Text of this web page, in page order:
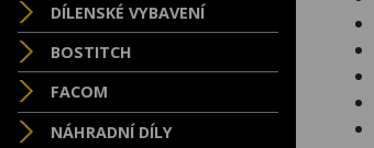
DÍLENSKÉ VYBAVENÍ
BOSTITCH
FACOM
NÁHRADNÍ DÍLY